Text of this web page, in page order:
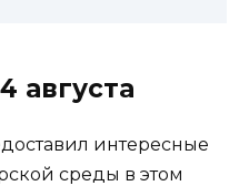
августа
интересные
среды в этом